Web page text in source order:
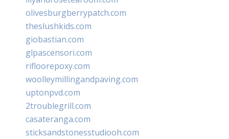
olivesburgberrypatch.com
theslushkids.com
giobastian.com
glpascensori.com
rifloorepoxy.com
woolleymillingandpaving.com
uptonpvd.com
2troublegrill.com
casateranga.com
sticksandstonesstudiooh.com